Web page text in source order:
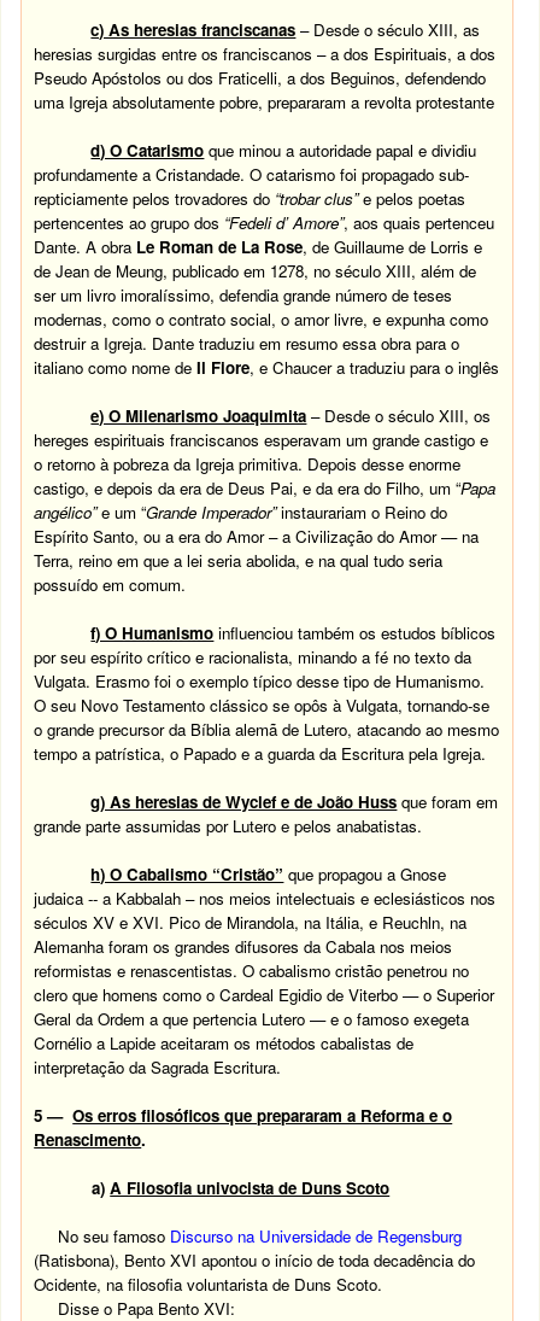
c) As heresias franciscanas – Desde o século XIII, as
heresias surgidas entre os franciscanos – a dos Espirituais, a dos
Pseudo Apóstolos ou dos Fraticelli, a dos Beguinos, defendendo
uma Igreja absolutamente pobre, prepararam a revolta protestante
d) O Catarismo que minou a autoridade papal e dividiu
profundamente a Cristandade. O catarismo foi propagado sub-
repticiamente pelos trovadores do “trobar clus”e pelos poetas
pertencentes ao grupo dos “Fedeli d’ Amore”, aos quais pertenceu
Dante. A obra Le Roman de La Rose, de Guillaume de Lorris e
de Jean de Meung, publicado em 1278, no século XIII, além de
ser um livro imoralíssimo, defendia grande número de teses
modernas, como o contrato social, o amor livre, e expunha como
destruir a Igreja. Dante traduziu em resumo essa obra para o
italiano como nome deIl Fiore, e Chaucer a traduziu para o inglês
e) O Milenarismo Joaquimita – Desde o século XIII, os
hereges espirituais franciscanos esperavam um grande castigo e
o retorno à pobreza da Igreja primitiva. Depois desse enorme
castigo, e depois da era de Deus Pai, e da era do Filho, um “Papa
angélico”e um “Grande Imperador”instaurariam o Reino do
Espírito Santo, ou a era do Amor – a Civilização do Amor — na
Terra, reino em que a lei seria abolida, e na qual tudo seria
possuído em comum.
f) O Humanismo influenciou também os estudos bíblicos
por seu espírito crítico e racionalista, minando a fé no texto da
Vulgata. Erasmo foi o exemplo típico desse tipo de Humanismo.
O seu Novo Testamento clássico se opôs à Vulgata, tornando-se
o grande precursor da Bíblia alemã de Lutero, atacando ao mesmo
tempo a patrística, o Papado e a guarda da Escritura pela Igreja.
g) As heresias de Wyclef e de João Huss que foram em
grande parte assumidas por Lutero e pelos anabatistas.
h) O Cabalismo “Cristão” que propagou a Gnose
judaica -- a Kabbalah – nos meios intelectuais e eclesiásticos nos
séculos XV e XVI. Pico de Mirandola, na Itália, e Reuchln, na
Alemanha foram os grandes difusores da Cabala nos meios
reformistas e renascentistas. O cabalismo cristão penetrou no
clero que homens como o Cardeal Egidio de Viterbo — o Superior
Geral da Ordem a que pertencia Lutero — e o famoso exegeta
Cornélio a Lapide aceitaram os métodos cabalistas de
interpretação da Sagrada Escritura.
5 —Os erros filosóficos que prepararam a Reforma e o
Renascimento.
a)A Filosofia univocista de Duns Scoto
No seu famoso Discurso na Universidade de Regensburg
(Ratisbona), Bento XVI apontou o início de toda decadência do
Ocidente, na filosofia voluntarista de Duns Scoto.
Disse o Papa Bento XVI: